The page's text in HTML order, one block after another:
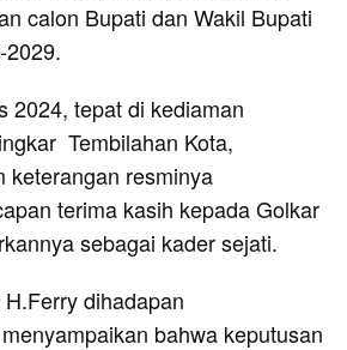
calon Bupati dan Wakil Bupati
2029.
2024, tepat di kediaman
Tembilahan Kota,
keterangan resminya
terima kasih kepada Golkar
sebagai kader sejati.
dihadapan
bahwa keputusan